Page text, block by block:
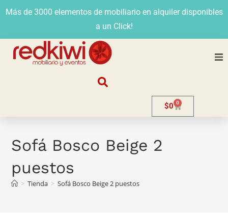
Más de 3000 elementos de mobiliario en alquiler disponibles
a un Click!
$0 0
Sofá Bosco Beige 2
puestos
> Tienda > Sofá Bosco Beige 2 puestos